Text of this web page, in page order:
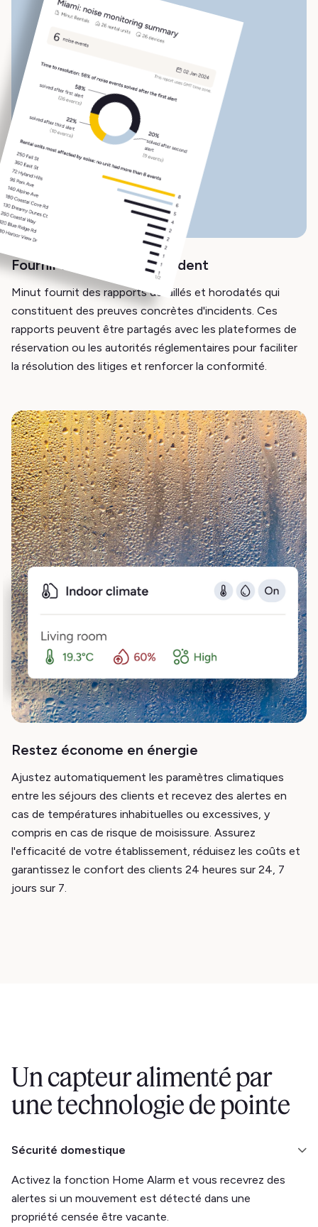
Fournir la preuve de l'incident
Minut fournit des rapports détaillés et horodatés qui
constituent des preuves concrètes d'incidents. Ces
rapports peuvent être partagés avec les plateformes de
réservation ou les autorités réglementaires pour faciliter
la résolution des litiges et renforcer la conformité.
Restez économe en énergie
Ajustez automatiquement les paramètres climatiques
entre les séjours des clients et recevez des alertes en
cas de températures inhabituelles ou excessives, y
compris en cas de risque de moisissure. Assurez
l'efficacité de votre établissement, réduisez les coûts et
garantissez le confort des clients 24 heures sur 24, 7
jours sur 7.
Un capteur alimenté par
une technologie de pointe
Sécurité domestique
Activez la fonction Home Alarm et vous recevrez des
alertes si un mouvement est détecté dans une
propriété censée être vacante.